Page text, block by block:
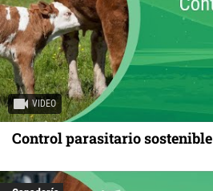
VIDEO
Control parasitario sostenible